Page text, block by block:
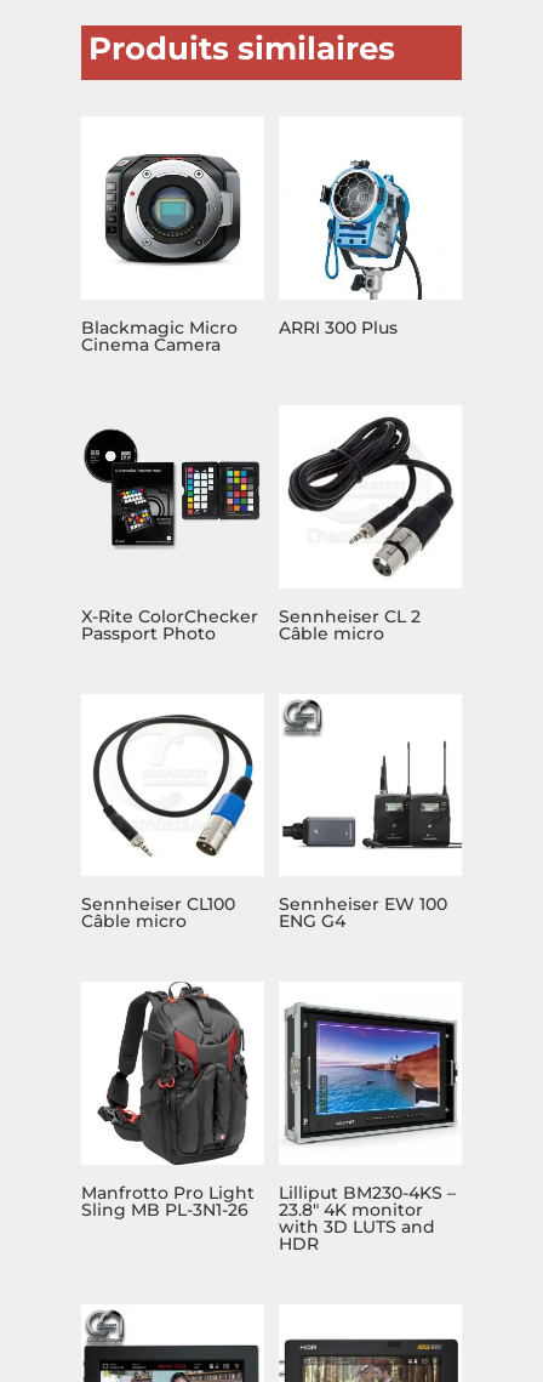
Produits similaires
Blackmagic Micro
Cinema Camera
ARRI 300 Plus
X-Rite ColorChecker
Passport Photo
Sennheiser CL 2
Câble micro
Sennheiser CL100
Câble micro
Sennheiser EW 100
ENG G4
Manfrotto Pro Light
Sling MB PL-3N1-26
Lilliput BM230-4KS –
23.8″ 4K monitor
with 3D LUTS and
HDR